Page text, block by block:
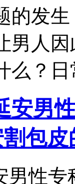
的发
男人
么？
安男
包皮
男性